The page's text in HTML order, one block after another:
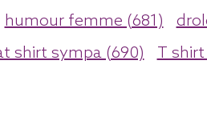
humour femme (681)
shirt sympa (690)
T